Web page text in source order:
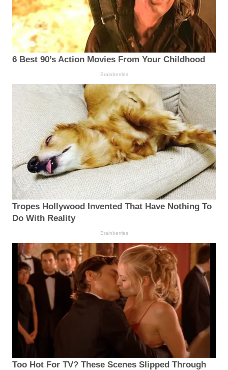
6 Best 90’s Action Movies From Your Childhood
Brainberries
Tropes Hollywood Invented That Have Nothing To
Do With Reality
Brainberries
Too Hot For TV? These Scenes Slipped Through